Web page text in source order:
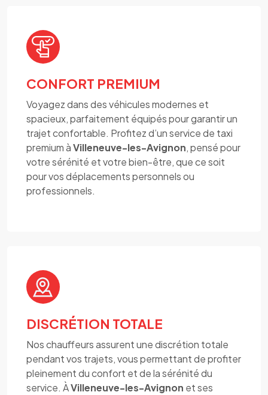
CONFORT PREMIUM
Voyagez dans des véhicules modernes et
spacieux, parfaitement équipés pour garantir un
trajet confortable. Profitez d’un service de taxi
premium àVilleneuve-les-Avignon, pensé pour
votre sérénité et votre bien-être, que ce soit
pour vos déplacements personnels ou
professionnels.
DISCRÉTION TOTALE
Nos chauffeurs assurent une discrétion totale
pendant vos trajets, vous permettant de profiter
pleinement du confort et de la sérénité du
service. ÀVilleneuve-les-Avignon et ses